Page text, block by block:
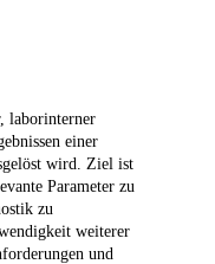
laborinterner
einer
wird. Ziel ist
Parameter zu
zu
weiterer
und